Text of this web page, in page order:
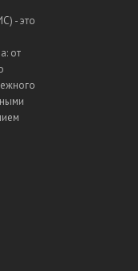
- это
от